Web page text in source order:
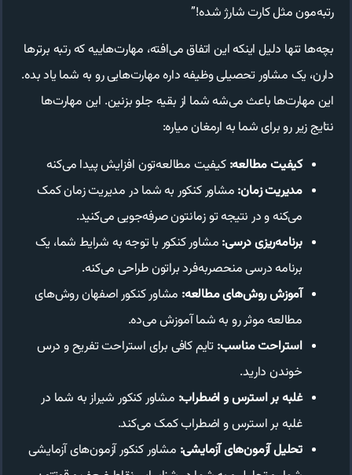
رتبه‌مون مثل کارت شارژ شده!”
بچه‌ها تنها دلیل اینکه این اتفاق می‌افته، مهارت‌هاییه که رتبه برترها
دارن، یک مشاور تحصیلی وظیفه داره مهارت‌هایی رو به شما یاد بده.
این مهارت‌ها باعث می‌شه شما از بقیه جلو بزنین. این مهارت‌ها
نتایج زیر رو برای شما به ارمغان میاره:
کیفیت مطالعه: کیفیت مطالعه‌تون افزایش پیدا می‌کنه
مدیریت زمان: مشاور کنکور به شما در مدیریت زمان کمک
می‌کنه و در نتیجه تو زمانتون صرفه‌جویی می‌کنید.
برنامه‌ریزی درسی: مشاور کنکور با توجه به شرایط شما، یک
برنامه درسی منحصربه‌فرد براتون طراحی می‌کنه.
آموزش روش‌های مطالعه: مشاور کنکور اصفهان روش‌های
مطالعه موثر رو به شما آموزش می‌ده.
استراحت مناسب: تایم کافی برای استراحت تفریح و درس
خوندن دارید.
غلبه بر استرس و اضطراب: مشاور کنکور شیراز به شما در
غلبه بر استرس و اضطراب کمک می‌کند.
تحلیل آزمون‌های آزمایشی: مشاور کنکور آزمون‌های آزمایشی